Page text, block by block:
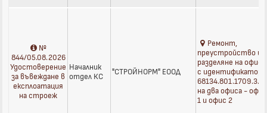
№
844/05.08.2026
Удостоверение
за въвеждане в
експлоатация
на строеж
Началник
отдел КС
"СТРОЙНОРМ" ЕООД
Ремонт,
преустройство и
разделяне на офис
с идентификатор
на два офиса - офис
1 и офис 2